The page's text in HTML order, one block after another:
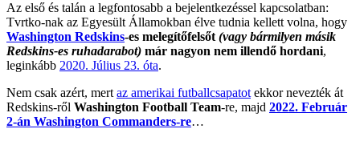
Az első és talán a legfontosabb a bejelentkezéssel kapcsolatban:
Tvrtko-nak az Egyesült Államokban élve tudnia kellett volna, hogy
Washington Redskins-es melegítőfelsőt (vagy bármilyen másik
Redskins-es ruhadarabot) már nagyon nem illendő hordani,
leginkább 2020. Július 23. óta.
Nem csak azért, mert az amerikai futballcsapatot ekkor nevezték át
Redskins-ről Washington Football Team-re, majd 2022. Február
2-án Washington Commanders-re…